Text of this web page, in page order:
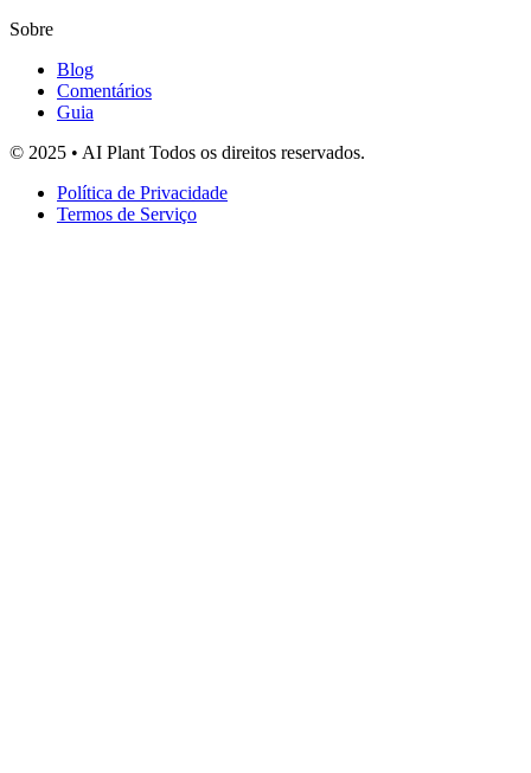
Sobre
Blog
Comentários
Guia
© 2025 • AI Plant Todos os direitos reservados.
Política de Privacidade
Termos de Serviço